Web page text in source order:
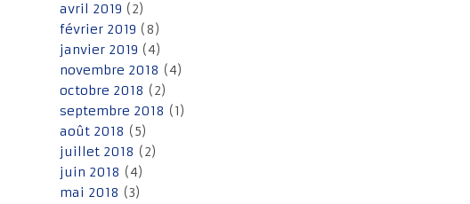
avril 2019 (2)
février 2019 (8)
janvier 2019 (4)
novembre 2018 (4)
octobre 2018 (2)
septembre 2018 (1)
août 2018 (5)
juillet 2018 (2)
juin 2018 (4)
mai 2018 (3)